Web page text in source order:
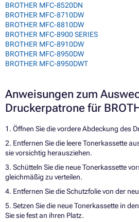
BROTHER MFC-8520DN
BROTHER MFC-8710DW
BROTHER MFC-8810DW
BROTHER MFC-8900 SERIES
BROTHER MFC-8910DW
BROTHER MFC-8950DW
BROTHER MFC-8950DWT
Anweisungen zum
Druckerpatrone für
1. Öffnen Sie die vordere Abdeckung des
2. Entfernen Sie die leere Tonerkassette
sie vorsichtig herausziehen.
3. Schütteln Sie die neue Tonerkassette
gleichmäßig zu verteilen.
4. Entfernen Sie die Schutzfolie von der
5. Setzen Sie die neue Tonerkassette in
Sie sie fest an ihren Platz.